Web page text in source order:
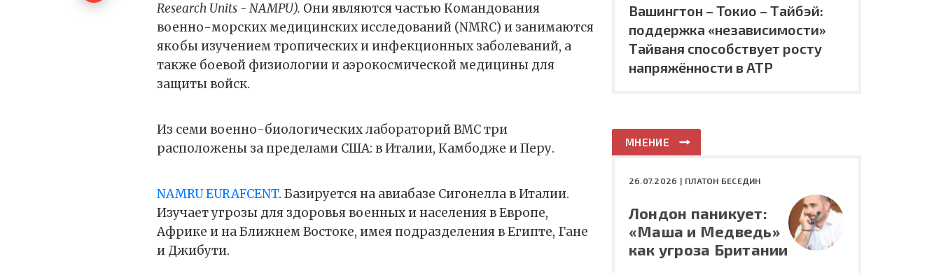
Research Units - NAMPU). Они являются частью Командования
военно-морских медицинских исследований (NMRC) и занимаются
якобы изучением тропических и инфекционных заболеваний, а
также боевой физиологии и аэрокосмической медицины для
защиты войск.
Из семи военно-биологических лабораторий ВМС три
расположены за пределами США: в Италии, Камбодже и Перу.
NAMRU EURAFCENT. Базируется на авиабазе Сигонелла в Италии.
Изучает угрозы для здоровья военных и населения в Европе,
Африке и на Ближнем Востоке, имея подразделения в Египте, Гане
и Джибути.
Вашингтон – Токио – Тайбэй:
поддержка «независимости»
Тайваня способствует росту
напряжённости в АТР
МНЕНИЕ
26.07.2026 | ПЛАТОН БЕСЕДИН
Лондон паникует:
«Маша и Медведь»
как угроза Британии